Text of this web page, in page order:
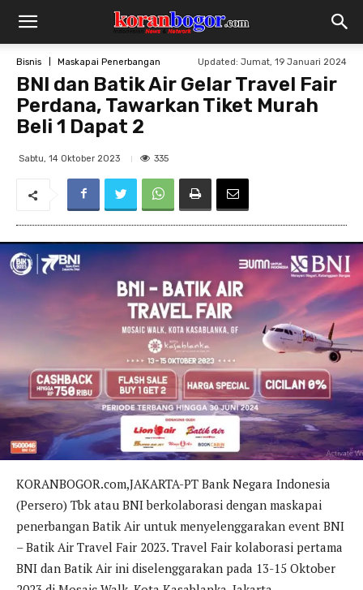
Bisnis Maskapai Penerbangan Updated: Jumat, 19 Januari 2024
BNI dan Batik Air Gelar Travel Fair
Perdana, Tawarkan Tiket Murah
Beli 1 Dapat 2
Sabtu, 14 Oktober 2023 335
KORANBOGOR.com,JAKARTA-PT Bank Negara Indonesia
(Persero) Tbk atau BNI berkolaborasi dengan maskapai
penerbangan Batik Air untuk menyelenggarakan event BNI
– Batik Air Travel Fair 2023. Travel Fair kolaborasi pertama
BNI dan Batik Air ini diselenggarakan pada 13-15 Oktober